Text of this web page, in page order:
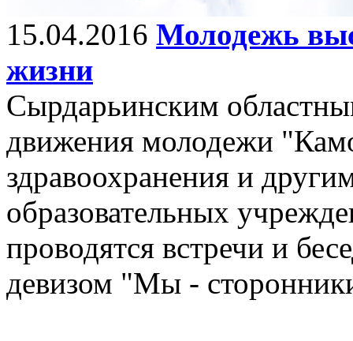
15.04.2016 Молодежь
жизни
Сырдарьинским
движения молодежи
здравоохранения и
образовательных
проводятся встречи и
девизом "Мы -